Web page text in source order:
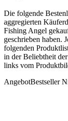
Die folgende
aggregierten
Fishing Angel
geschrieben haben.
folgenden
in der Beliebtheit
links vom
AngebotBestseller